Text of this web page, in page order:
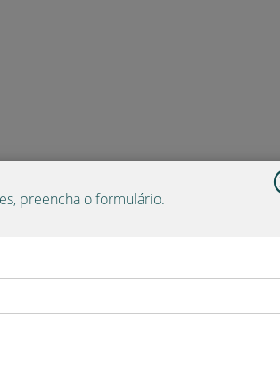
preencha o formulário.